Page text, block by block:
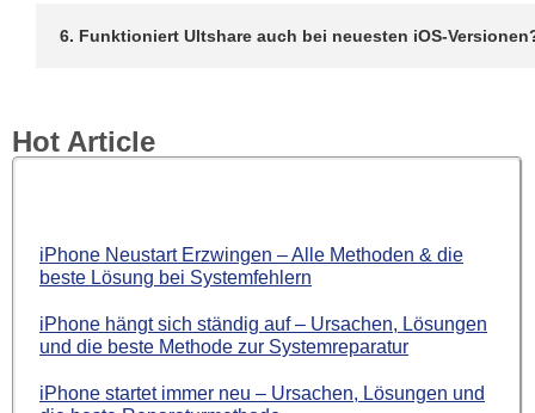
6. Funktioniert Ultshare auch bei neuesten iOS-
Hot Article
iPhone Neustart Erzwingen – Alle Methoden & die
beste Lösung bei Systemfehlern
iPhone hängt sich ständig auf – Ursachen, Lösungen
und die beste Methode zur Systemreparatur
iPhone startet immer neu – Ursachen, Lösungen und